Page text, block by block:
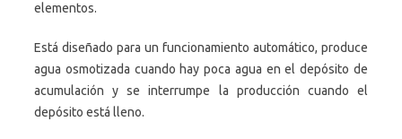
elementos.
Está diseñado para un funcionamiento automático, produce
agua osmotizada cuando hay poca agua en el depósito de
acumulación y se interrumpe la producción cuando el
depósito está lleno.